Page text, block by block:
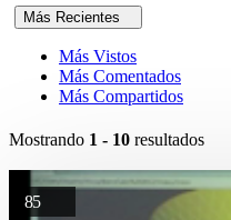
Más Recientes
Más Vistos
Más Comentados
Más Compartidos
Mostrando 1 - 10 resultados
85